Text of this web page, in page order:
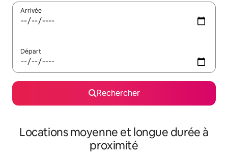
Arrivée
Départ
Rechercher
Locations moyenne et longue durée à
proximité